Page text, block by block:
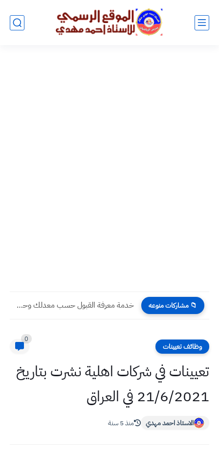
📁 مشاركات منوعه طقس العراق درجات الحرارة المتوقعة الثلاثاء 22 / 7 /...
وظائف تعيينات
في شركات اهلية نشرت بتاريخ
2021 في العراق
الاستاذ احمد مهدي منذ 5 سنة